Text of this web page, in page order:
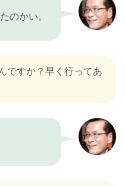
のかい。
ですか？早く行ってあ